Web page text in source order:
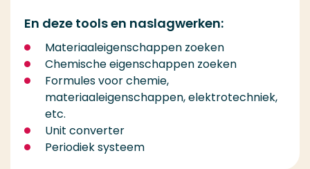
En deze tools en naslagwerken:
Materiaaleigenschappen zoeken
Chemische eigenschappen zoeken
Formules voor chemie,
materiaaleigenschappen, elektrotechniek,
etc.
Unit converter
Periodiek systeem